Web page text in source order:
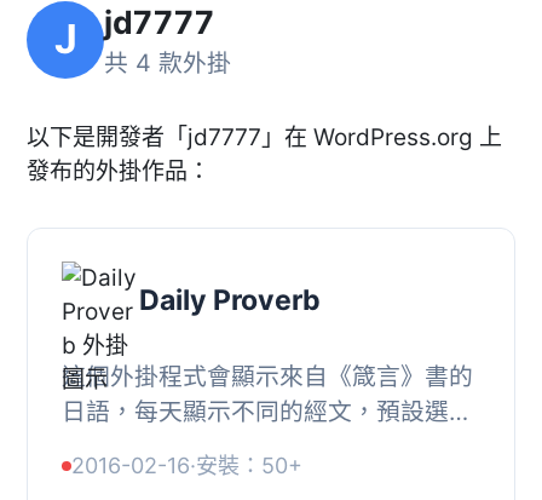
J jd7777
共 4 款外掛
以下是開發者「jd7777」在 WordPress.org 上
發布的外掛作品：
Daily Proverb
這個外掛程式會顯示來自《箴言》書的
日語，每天顯示不同的經文，預設選自
可以設置您每天喜歡的經文。, 另外，
2016-02-16·安裝：50+